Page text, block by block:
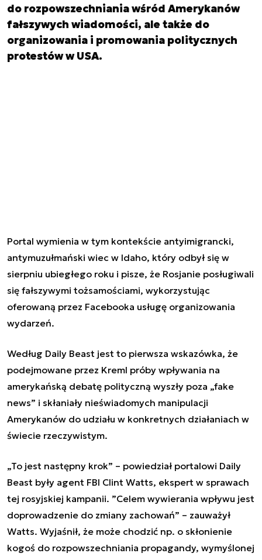
do rozpowszechniania wśród Amerykanów
fałszywych wiadomości, ale także do
organizowania i promowania politycznych
protestów w USA.
Portal wymienia w tym kontekście antyimigrancki,
antymuzułmański wiec w Idaho, który odbył się w
sierpniu ubiegłego roku i pisze, że Rosjanie posługiwali
się fałszywymi tożsamościami, wykorzystując
oferowaną przez Facebooka usługę organizowania
wydarzeń.
Według Daily Beast jest to pierwsza wskazówka, że
podejmowane przez Kreml próby wpływania na
amerykańską debatę polityczną wyszły poza „fake
news” i skłaniały nieświadomych manipulacji
Amerykanów do udziału w konkretnych działaniach w
świecie rzeczywistym.
„To jest następny krok” – powiedział portalowi Daily
Beast były agent FBI Clint Watts, ekspert w sprawach
tej rosyjskiej kampanii. ”Celem wywierania wpływu jest
doprowadzenie do zmiany zachowań” – zauważył
Watts. Wyjaśnił, że może chodzić np. o skłonienie
kogoś do rozpowszechniania propagandy, wymyślonej